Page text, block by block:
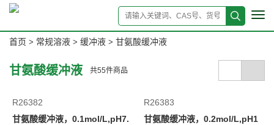
首页 > 常规溶液 > 缓冲液 > 甘氨酸缓冲液
甘氨酸缓冲液 共55件商品
R26382
甘氨酸缓冲液，0.1mol/L,pH7.
R26383
甘氨酸缓冲液，0.2mol/L,pH1